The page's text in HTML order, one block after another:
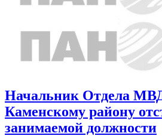
Начальник Отдела
Каменскому району
занимаемой должности